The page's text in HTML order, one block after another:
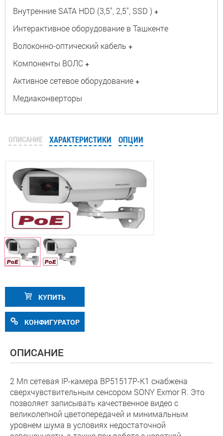
Внутренние SATA HDD (3,5", 2,5", SSD ) +
Интерактивное оборудование в Ташкенте
Волоконно-оптический кабель +
Компоненты ВОЛС +
Активное сетевое оборудование +
Медиаконверторы
ОПИСАНИЕ ХАРАКТЕРИСТИКИ ОПЦИИ
КУПИТЬ
КОНФИГУРАТОР
ОПИСАНИЕ
2 Мп сетевая IP-камера BP51517P-K1 снабжена
сверхчувствительным сенсором SONY Exmor R. Это
позволяет записывать качественное видео с
великолепной цветопередачей и минимальным
уровнем шума в условиях недостаточной